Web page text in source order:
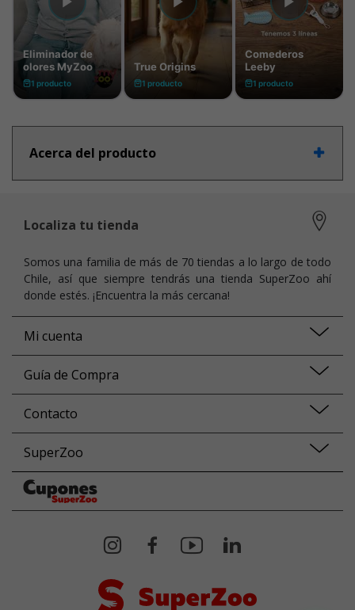
Acerca del producto
Localiza tu tienda
Somos una familia de más de 70 tiendas a lo largo de todo
Chile, así que siempre tendrás una tienda SuperZoo ahí
donde estés. ¡Encuentra la más cercana!
Mi cuenta
Guía de Compra
Contacto
SuperZoo